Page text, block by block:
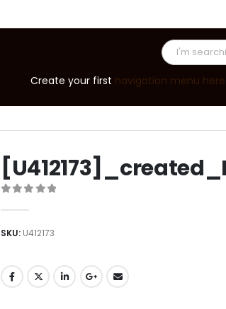
Create your first navigation menu here
SKU: U412173